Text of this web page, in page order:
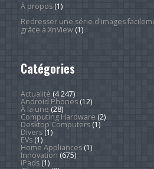
À propos(1)
Redresser une série d'images
grâce à XnView(1)
Catégories
Actualité (4 247)
Android Phones(12)
À la une (28)
Computing Hardware (2)
Desktop Computers(1)
Divers(1)
EVs(1)
Home Appliances(1)
Innovation (675)
iPads(1)